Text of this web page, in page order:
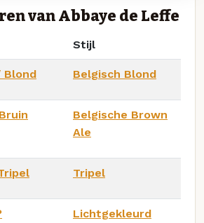
van Abbaye de Leffe
Stijl
Blond Belgisch Blond
Belgische Brown
Ale
Tripel
Lichtgekleurd